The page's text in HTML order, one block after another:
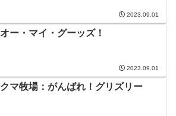
2023.09.01
オー・マイ・グーッズ！
2023.09.01
クマ牧場：がんばれ！グリズリー